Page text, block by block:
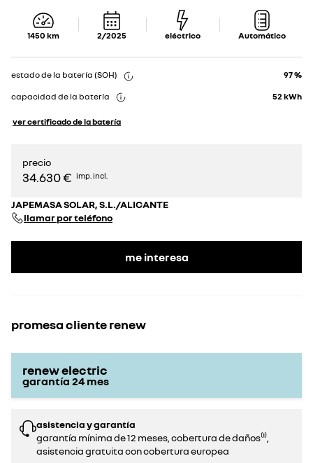
1450 km 2/2025 eléctrico Automático
estado de la batería (SOH) 97 %
capacidad de la batería 52 kWh
ver certificado de la batería
precio
34.630 € imp. incl.
JAPEMASA SOLAR, S.L./ALICANTE
llamar por teléfono
me interesa
promesa cliente renew
renew electric
garantía 24 mes
asistencia y garantía
garantía mínima de 12 meses, cobertura de daños⁽¹⁾,
asistencia gratuita con cobertura europea